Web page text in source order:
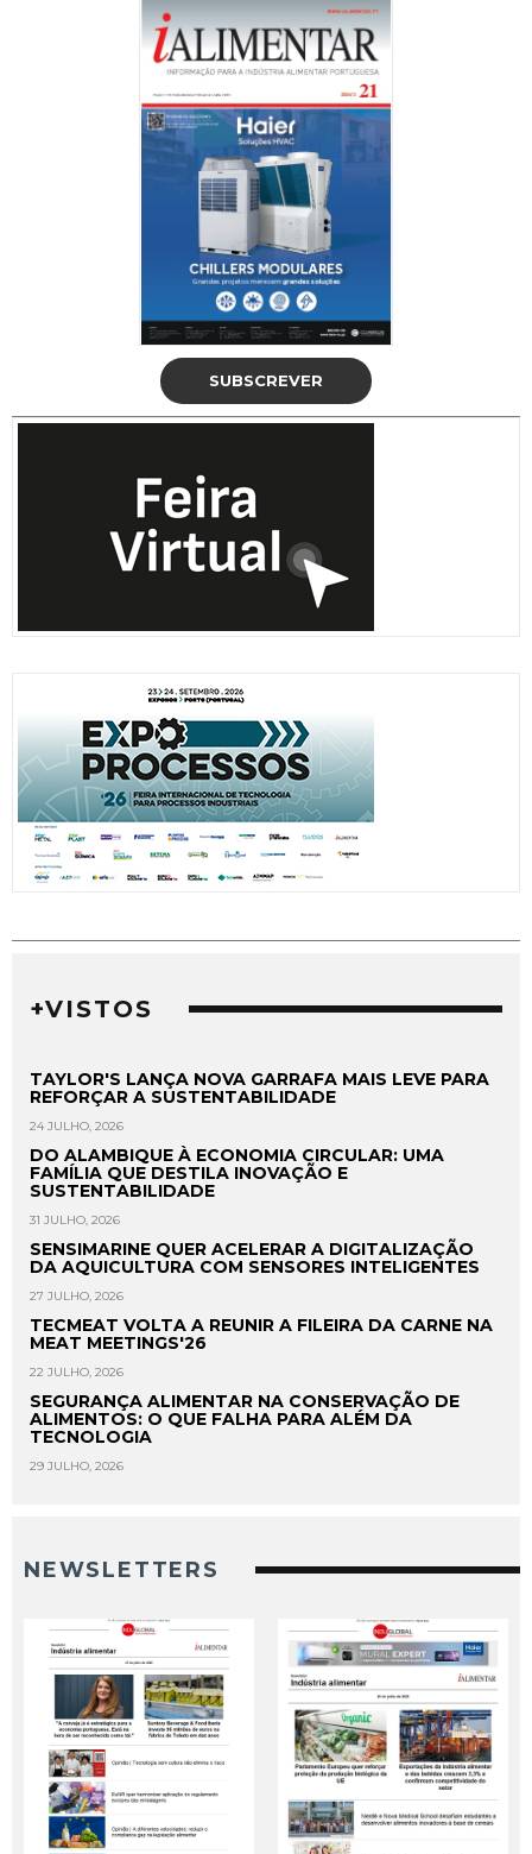
SUBSCREVER
+VISTOS
TAYLOR'S LANÇA NOVA GARRAFA MAIS LEVE PARA
REFORÇAR A SUSTENTABILIDADE
24 JULHO, 2026
DO ALAMBIQUE À ECONOMIA CIRCULAR: UMA
FAMÍLIA QUE DESTILA INOVAÇÃO E
SUSTENTABILIDADE
31 JULHO, 2026
SENSIMARINE QUER ACELERAR A DIGITALIZAÇÃO
DA AQUICULTURA COM SENSORES INTELIGENTES
27 JULHO, 2026
TECMEAT VOLTA A REUNIR A FILEIRA DA CARNE NA
MEAT MEETINGS'26
22 JULHO, 2026
SEGURANÇA ALIMENTAR NA CONSERVAÇÃO DE
ALIMENTOS: O QUE FALHA PARA ALÉM DA
TECNOLOGIA
29 JULHO, 2026
NEWSLETTERS